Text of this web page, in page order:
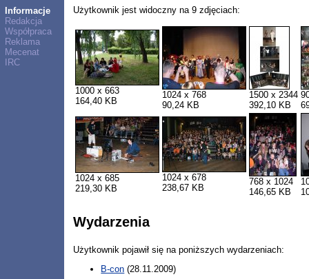
Informacje
Redakcja
Współpraca
Reklama
Mecenat
IRC
Użytkownik jest widoczny na 9 zdjęciach:
1000 x 663
164,40 KB
1024 x 768
90,24 KB
1500 x 2344
392,10 KB
1024 x 685
219,30 KB
1024 x 678
238,67 KB
768 x 1024
146,65 KB
Wydarzenia
Użytkownik pojawił się na poniższych wydarzeniach:
B-con (28.11.2009)